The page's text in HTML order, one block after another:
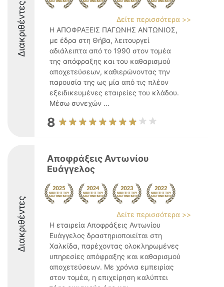
Διακριθέντες
Δείτε περισσότερα >>
Η ΑΠΟΦΡΑΞΕΙΣ ΠΑΓΩΝΗΣ ΑΝΤΩΝΙΟΣ,
με έδρα στη Θήβα, λειτουργεί
αδιάλειπτα από το 1990 στον τομέα
της απόφραξης και του καθαρισμού
αποχετεύσεων, καθιερώνοντας την
παρουσία της ως μία από τις πλέον
εξειδικευμένες εταιρείες του κλάδου.
Μέσω συνεχών ...
8
Διακριθέντες
Αποφράξεις Αντωνίου
Ευάγγελος
Δείτε περισσότερα >>
Η εταιρεία Αποφράξεις Αντωνίου
Ευάγγελος δραστηριοποιείται στη
Χαλκίδα, παρέχοντας ολοκληρωμένες
υπηρεσίες απόφραξης και καθαρισμού
αποχετεύσεων. Με χρόνια εμπειρίας
στον τομέα, η επιχείρηση καλύπτει